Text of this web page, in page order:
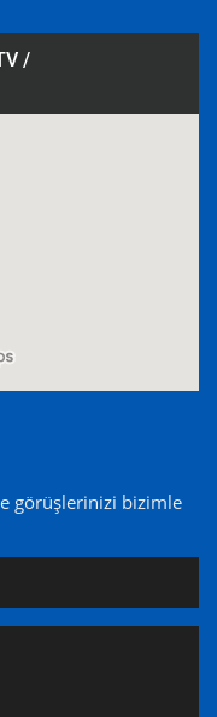
görüşlerinizi bizimle